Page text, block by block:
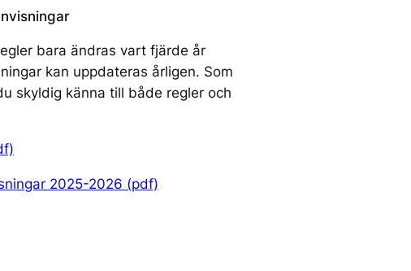
bara ändras vart fjärde år
kan uppdateras årligen. Som
skyldig känna till både regler och
2025-2026 (pdf)